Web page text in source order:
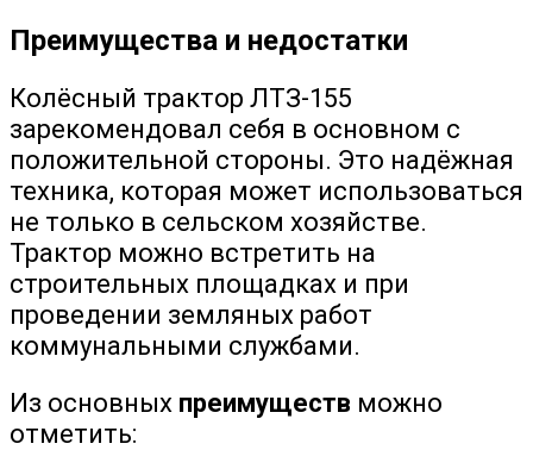
Преимущества и недостатки
Колёсный трактор ЛТЗ-155
зарекомендовал себя в основном с
положительной стороны. Это надёжная
техника, которая может использоваться
не только в сельском хозяйстве.
Трактор можно встретить на
строительных площадках и при
проведении земляных работ
коммунальными службами.
Из основных преимуществ можно
отметить: